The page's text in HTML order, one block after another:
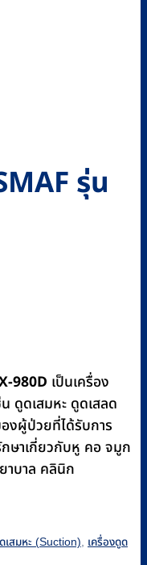
รุ่น
980D เป็นเครื่อง
ดูดเสมหะ ดูดเสลด
งผู้ป่วยที่ได้รับการ
ษาเกี่ยวกับหู คอ จมูก
าบาล คลินิก
เสมหะ (Suction)
เครื่องดูด